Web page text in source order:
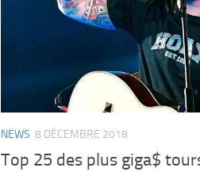
NEWS 8 DÉCEMBRE 2018
Top 25 des plus giga$